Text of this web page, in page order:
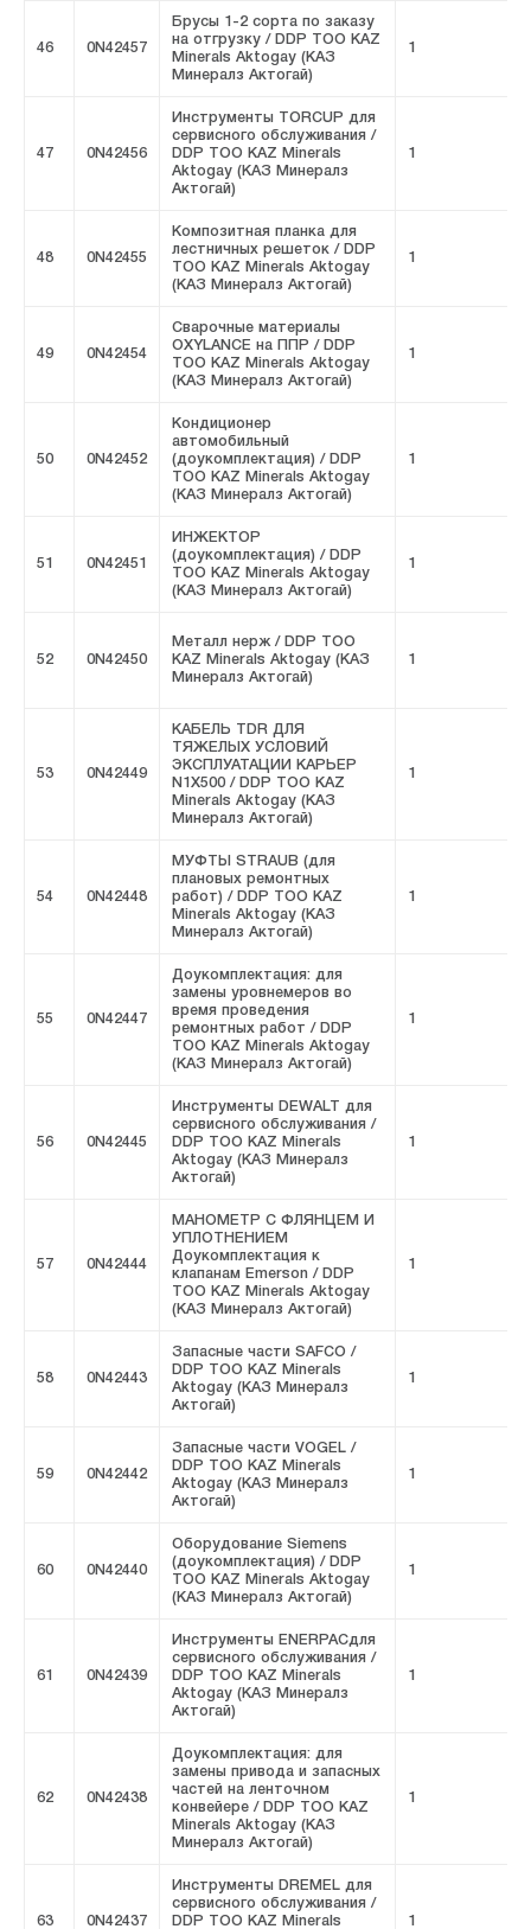
46 0N42457
Брусы 1-2 сорта по заказу
на отгрузку / DDP ТОО KAZ
Minerals Aktogay (КАЗ
Минералз Актогай)
1
47 0N42456
Инструменты TORCUP для
сервисного обслуживания /
DDP ТОО KAZ Minerals
Aktogay (КАЗ Минералз
Актогай)
1
48 0N42455
Композитная планка для
лестничных решеток / DDP
ТОО KAZ Minerals Aktogay
(КАЗ Минералз Актогай)
1
49 0N42454
Сварочные материалы
OXYLANCE на ППР / DDP
ТОО KAZ Minerals Aktogay
(КАЗ Минералз Актогай)
1
50 0N42452
Кондиционер
автомобильный
(доукомплектация) / DDP
ТОО KAZ Minerals Aktogay
(КАЗ Минералз Актогай)
1
51 0N42451
ИНЖЕКТОР
(доукомплектация) / DDP
ТОО KAZ Minerals Aktogay
(КАЗ Минералз Актогай)
1
52 0N42450
Металл нерж / DDP ТОО
KAZ Minerals Aktogay (КАЗ
Минералз Актогай)
1
53 0N42449
КАБЕЛЬ TDR ДЛЯ
ТЯЖЕЛЫХ УСЛОВИЙ
ЭКСПЛУАТАЦИИ КАРЬЕР
N1X500 / DDP ТОО KAZ
Minerals Aktogay (КАЗ
Минералз Актогай)
1
54 0N42448
МУФТЫ STRAUB (для
плановых ремонтных
работ) / DDP ТОО KAZ
Minerals Aktogay (КАЗ
Минералз Актогай)
1
55 0N42447
Доукомплектация: для
замены уровнемеров во
время проведения
ремонтных работ / DDP
ТОО KAZ Minerals Aktogay
(КАЗ Минералз Актогай)
1
56 0N42445
Инструменты DEWALT для
сервисного обслуживания /
DDP ТОО KAZ Minerals
Aktogay (КАЗ Минералз
Актогай)
1
57 0N42444
МАНОМЕТР С ФЛЯНЦЕМ И
УПЛОТНЕНИЕМ
Доукомплектация к
клапанам Emerson / DDP
ТОО KAZ Minerals Aktogay
(КАЗ Минералз Актогай)
1
58 0N42443
Запасные части SAFCO /
DDP ТОО KAZ Minerals
Aktogay (КАЗ Минералз
Актогай)
1
59 0N42442
Запасные части VOGEL /
DDP ТОО KAZ Minerals
Aktogay (КАЗ Минералз
Актогай)
1
60 0N42440
Оборудование Siemens
(доукомплектация) / DDP
ТОО KAZ Minerals Aktogay
(КАЗ Минералз Актогай)
1
61 0N42439
Инструменты ENERPACдля
сервисного обслуживания /
DDP ТОО KAZ Minerals
Aktogay (КАЗ Минералз
Актогай)
1
62 0N42438
Доукомплектация: для
замены привода и запасных
частей на ленточном
конвейере / DDP ТОО KAZ
Minerals Aktogay (КАЗ
Минералз Актогай)
1
63 0N42437
Инструменты DREMEL для
сервисного обслуживания /
DDP ТОО KAZ Minerals
1